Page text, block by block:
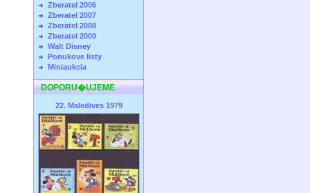
Zberatel 2006
Zberatel 2007
Zberatel 2008
Zberatel 2009
Walt Disney
Ponukove listy
Miniaukcia
DOPORU�UJEME
22. Maledives 1979